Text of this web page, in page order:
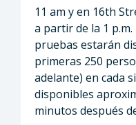
11 am y en 16th
a partir de la 1 p.m.
pruebas estarán
primeras 250
adelante) en cada
disponibles
minutos después